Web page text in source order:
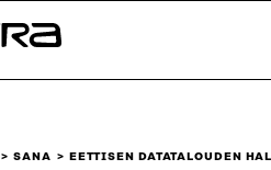
Sitra
SANA EETTISEN DATATALOUDEN